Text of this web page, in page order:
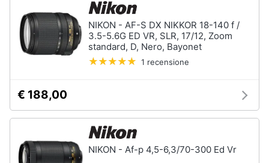
NIKON - AF-S DX NIKKOR 18-140 f /
3.5-5.6G ED VR, SLR, 17/12, Zoom
standard, D, Nero, Bayonet
1 recensione
€ 188,00
NIKON - Af-p 4,5-6,3/70-300 Ed Vr